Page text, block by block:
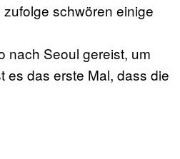
schwören einige
nach Seoul gereist, um
es das erste Mal, dass die